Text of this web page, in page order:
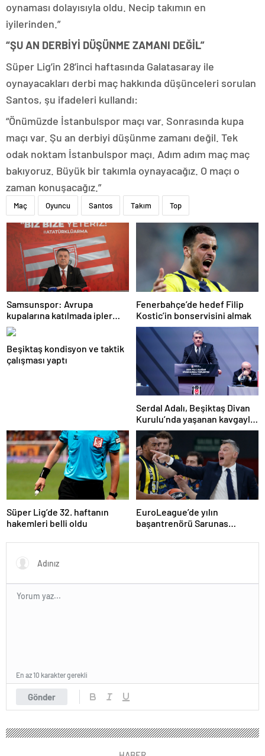
oynaması dolayısıyla oldu. Necip takımın en
iyilerinden.”
“ŞU AN DERBİYİ DÜŞÜNME ZAMANI DEĞİL”
Süper Lig’in 28’inci haftasında Galatasaray ile
oynayacakları derbi maç hakkında düşünceleri sorulan
Santos, şu ifadeleri kullandı:
“Önümüzde İstanbulspor maçı var. Sonrasında kupa
maçı var. Şu an derbiyi düşünme zamanı değil. Tek
odak noktam İstanbulspor maçı. Adım adım maç maç
bakıyoruz. Büyük bir takımla oynayacağız. O maçı o
zaman konuşacağız.”
Maç Oyuncu Santos Takım Top
Samsunspor: Avrupa
kupalarına katılmada ipler
hale bizim elimizde
Fenerbahçe’de hedef Filip
Kostic’in bonservisini almak
Beşiktaş kondisyon ve taktik
çalışması yaptı
Serdal Adalı, Beşiktaş Divan
Kurulu’nda yaşanan kavgayla
ilgili konuştu
Süper Lig’de 32. haftanın
hakemleri belli oldu
EuroLeague’de yılın
başantrenörü Sarunas
Gönder
En az 10 karakter gerekli